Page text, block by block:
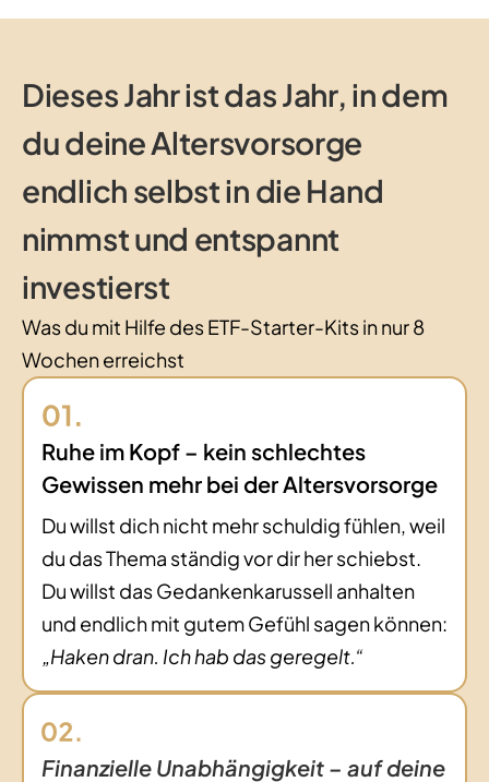
Dieses Jahr ist das Jahr, in dem
du deine Altersvorsorge
endlich selbst in die Hand
nimmst und entspannt
investierst
Was du mit Hilfe des ETF-Starter-Kits in nur 8
Wochen erreichst
Ruhe im Kopf – kein schlechtes
Gewissen mehr bei der Altersvorsorge
Du willst dich nicht mehr schuldig fühlen, weil
du das Thema ständig vor dir her schiebst.
Du willst das Gedankenkarussell anhalten
und endlich mit gutem Gefühl sagen können:
„Haken dran. Ich hab das geregelt.“
Finanzielle Unabhängigkeit – auf deine